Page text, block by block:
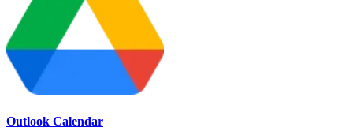
Outlook Calendar